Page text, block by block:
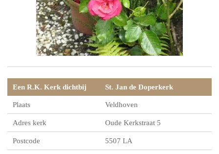
Een R.K. Kerk dichtbij St. Jan de Doperkerk
Plaats Veldhoven
Adres kerk Oude Kerkstraat 5
Postcode 5507 LA